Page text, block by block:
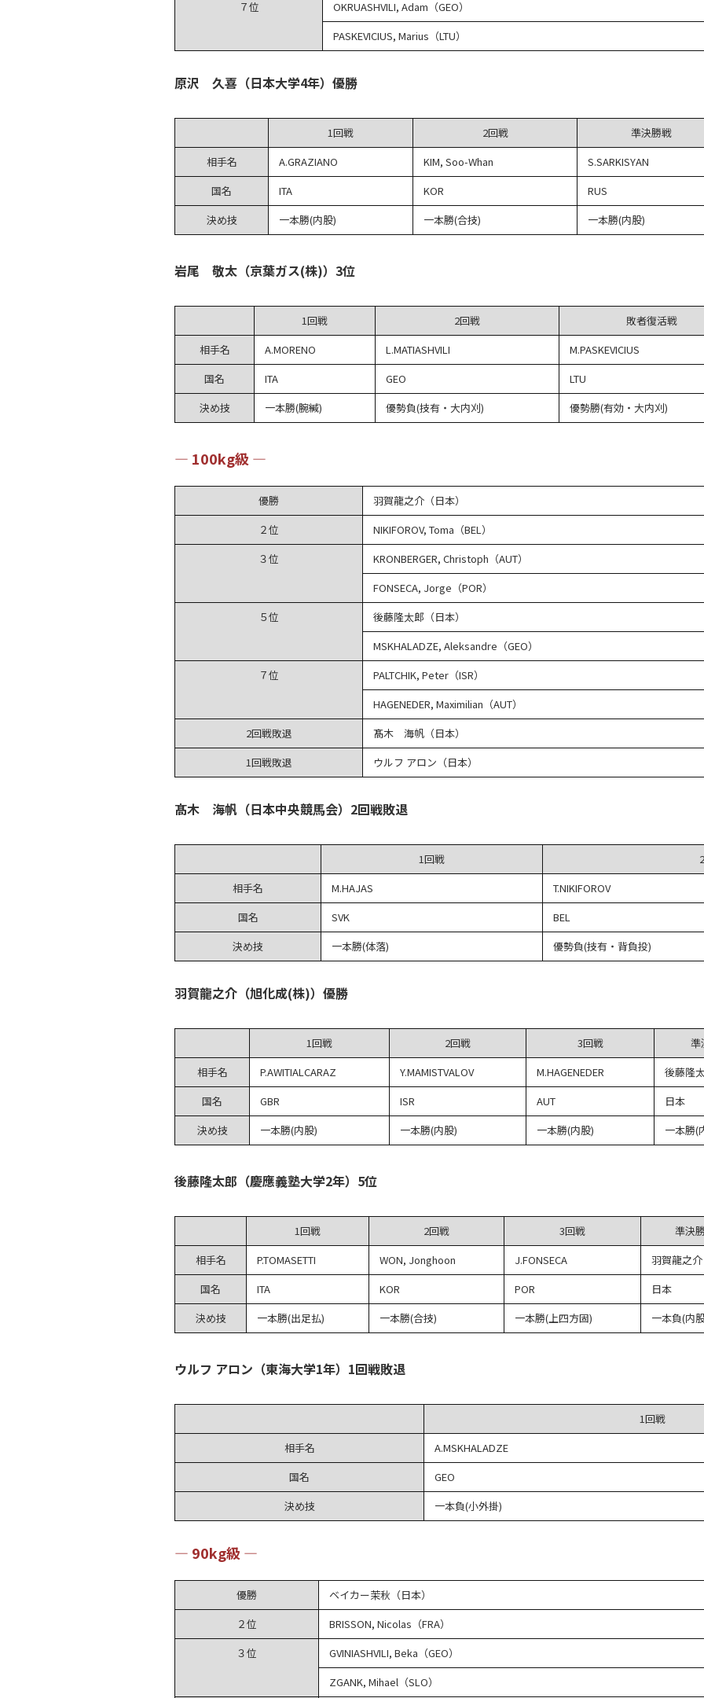
７位
OKRUASHVILI, Adam（GEO）
PASKEVICIUS, Marius（LTU）
原沢 久喜（日本大学4年）優勝
1回戦 2回戦
準決勝戦
相手名
A.GRAZIANO KIM, Soo-Whan
S.SARKISYAN
国名
ITA KOR
RUS
決め技
一本勝(内股) 一本勝(合技) 一本勝(内股)
岩尾 敬太（京葉ガス(株)）3位
1回戦 2回戦
敗者復活戦
相手名
A.MORENO L.MATIASHVILI
M.PASKEVICIUS
国名
ITA GEO
LTU
決め技
一本勝(腕緘) 優勢負(技有・大内刈) 優勢勝(有効・大内刈)
― 100kg級 ―
優勝
羽賀龍之介（日本）
２位
NIKIFOROV, Toma（BEL）
３位
KRONBERGER, Christoph（AUT）
FONSECA, Jorge（POR）
５位
後藤隆太郎（日本）
MSKHALADZE, Aleksandre（GEO）
７位
PALTCHIK, Peter（ISR）
HAGENEDER, Maximilian（AUT）
2回戦敗退
髙木 海帆（日本）
1回戦敗退
ウルフ アロン（日本）
髙木 海帆（日本中央競馬会）2回戦敗退
1回戦
相手名
M.HAJAS
T.NIKIFOROV
国名
SVK
BEL
決め技
一本勝(体落) 優勢負(技有・背負投)
羽賀龍之介（旭化成(株)）優勝
1回戦 2回戦 3回戦
準
相手名
P.AWITIALCARAZ Y.MAMISTVALOV M.HAGENEDER
後藤隆
国名
GBR ISR AUT
日本
決め技
一本勝(内股) 一本勝(内股) 一本勝(内股) 一本勝(
後藤隆太郎（慶應義塾大学2年）5位
1回戦 2回戦 3回戦
準決
相手名
P.TOMASETTI WON, Jonghoon J.FONSECA
羽賀龍之介
国名
ITA KOR POR
日本
決め技
一本勝(出足払) 一本勝(合技) 一本勝(上四方固) 一本負(内
ウルフ アロン（東海大学1年）1回戦敗退
1回戦
相手名
A.MSKHALADZE
国名
GEO
決め技
一本負(小外掛)
― 90kg級 ―
優勝
ベイカー茉秋（日本）
２位
BRISSON, Nicolas（FRA）
３位
GVINIASHVILI, Beka（GEO）
ZGANK, Mihael（SLO）